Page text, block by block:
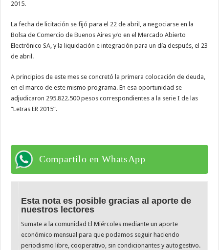
2015.
La fecha de licitación se fijó para el 22 de abril, a negociarse en la
Bolsa de Comercio de Buenos Aires y/o en el Mercado Abierto
Electrónico SA, y la liquidación e integración para un día después, el 23
de abril.
A principios de este mes se concretó la primera colocación de deuda,
en el marco de este mismo programa. En esa oportunidad se
adjudicaron 295.822.500 pesos correspondientes a la serie I de las
“Letras ER 2015”.
Compartilo en WhatsApp
Esta nota es posible gracias al aporte de
nuestros lectores
Sumate a la comunidad El Miércoles mediante un aporte
económico mensual para que podamos seguir haciendo
periodismo libre, cooperativo, sin condicionantes y autogestivo.